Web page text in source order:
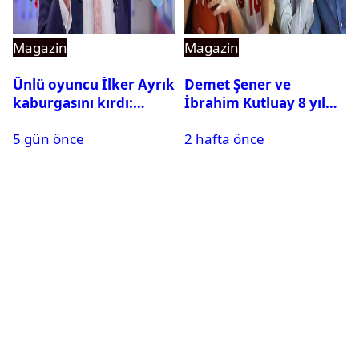
Magazin
Ünlü oyuncu İlker Ayrık
kaburgasını kırdı:
5 gün önce
Magazin
Demet Şener ve
İbrahim Kutluay 8 yıl
Ailece Yunanistan
2 hafta önce